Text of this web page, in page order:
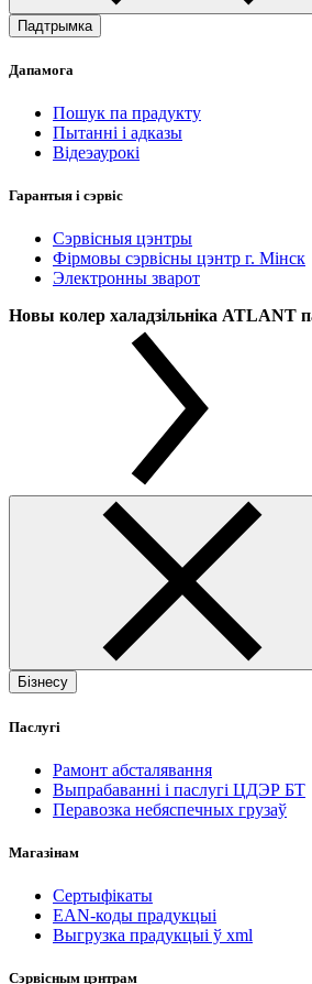
Падтрымка
Дапамога
Пошук па прадукту
Пытанні і адказы
Відеэаурокі
Гарантыя і сэрвіс
Сэрвісныя цэнтры
Фірмовы сэрвісны цэнтр г. Мінск
Электронны зварот
Новы колер халадзільніка ATLANT
Бізнесу
Паслугі
Рамонт абсталявання
Выпрабаванні і паслугі ЦДЭР БТ
Перавозка небяспечных грузаў
Магазінам
Сертыфікаты
EAN-коды прадукцыі
Выгрузка прадукцыі ў xml
Сэрвісным цэнтрам